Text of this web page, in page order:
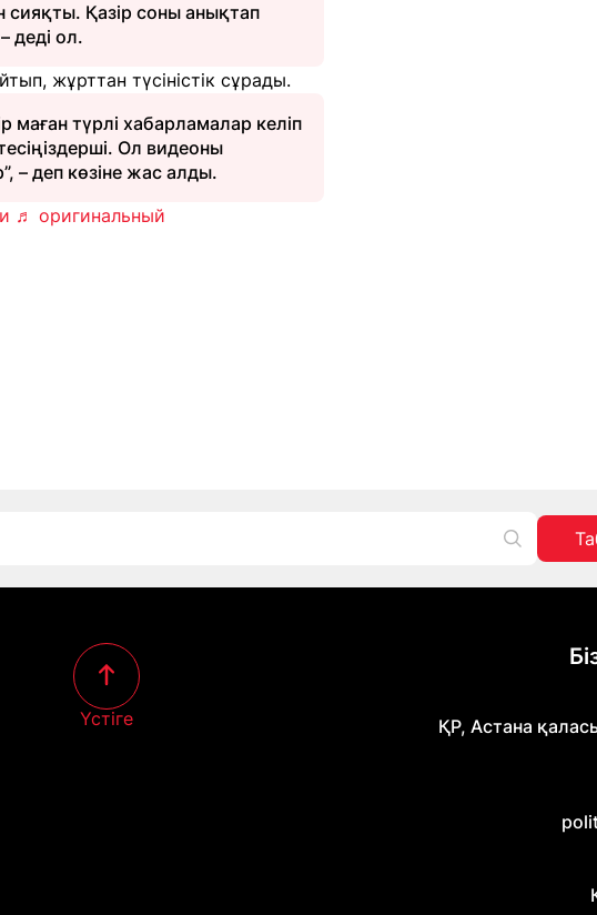
Қазір соны анықтап
деді ол.
жұрттан түсіністік сұрады.
маған түрлі хабарламалар келіп
Ол видеоны
– деп көзіне жас алды.
♬ оригинальный
Үстіге ҚР, Астана